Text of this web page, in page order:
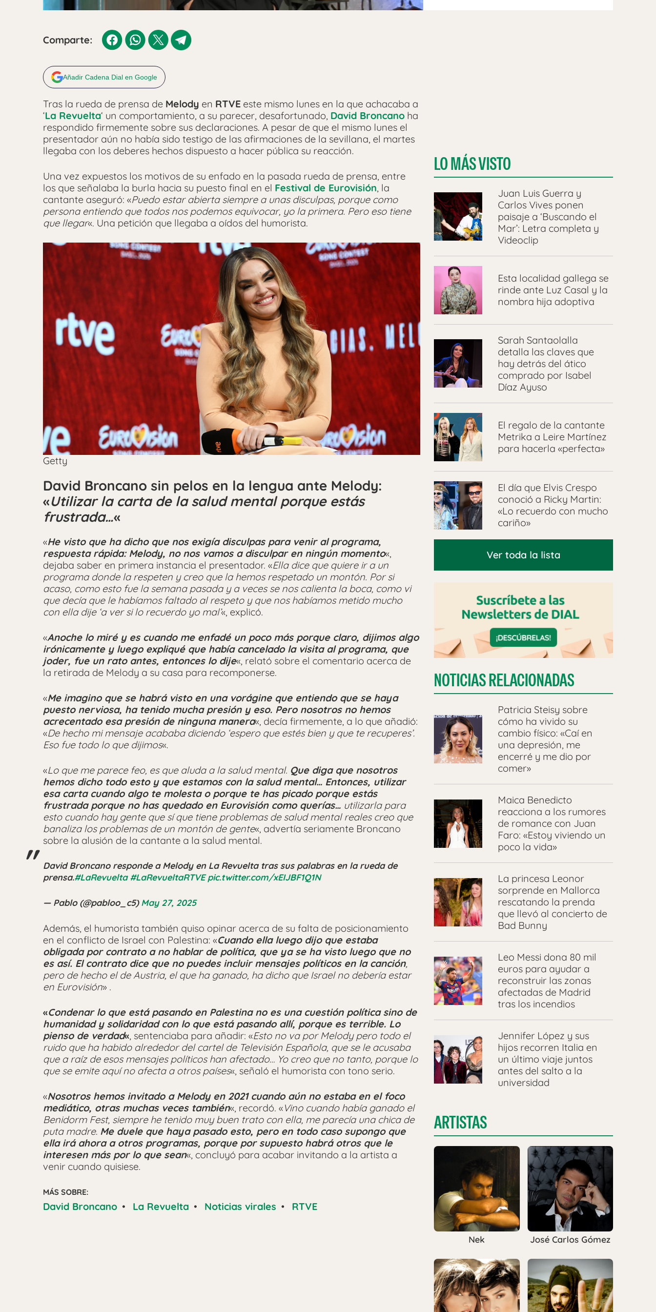
Comparte:
Añadir Cadena Dial en Google
Tras la rueda de prensa de Melody en RTVE este mismo lunes en la que achacaba a
‘La Revuelta‘ un comportamiento, a su parecer, desafortunado, David Broncano ha
respondido firmemente sobre sus declaraciones. A pesar de que el mismo lunes el
presentador aún no había sido testigo de las afirmaciones de la sevillana, el martes
llegaba con los deberes hechos dispuesto a hacer pública su reacción.
Una vez expuestos los motivos de su enfado en la pasada rueda de prensa, entre
los que señalaba la burla hacia su puesto final en el Festival de Eurovisión, la
cantante aseguró: «Puedo estar abierta siempre a unas disculpas, porque como
persona entiendo que todos nos podemos equivocar, yo la primera. Pero eso tiene
que llegar«. Una petición que llegaba a oídos del humorista.
Getty
David Broncano sin pelos en la lengua ante Melody:
«Utilizar la carta de la salud mental porque estás
frustrada…«
«He visto que ha dicho que nos exigía disculpas para venir al programa,
respuesta rápida: Melody, no nos vamos a disculpar en ningún momento«,
dejaba saber en primera instancia el presentador. «Ella dice que quiere ir a un
programa donde la respeten y creo que la hemos respetado un montón. Por si
acaso, como esto fue la semana pasada y a veces se nos calienta la boca, como vi
que decía que le habíamos faltado al respeto y que nos habíamos metido mucho
con ella dije ‘a ver si lo recuerdo yo mal’«, explicó.
«Anoche lo miré y es cuando me enfadé un poco más porque claro, dijimos algo
irónicamente y luego expliqué que había cancelado la visita al programa, que
joder, fue un rato antes, entonces lo dije«, relató sobre el comentario acerca de
la retirada de Melody a su casa para recomponerse.
«Meimagino que se habrá visto en una vorágine que entiendo que se haya
puesto nerviosa, ha tenido mucha presión y eso. Pero nosotros no hemos
acrecentado esa presión de ninguna manera«, decía firmemente, a lo que añadió:
«De hecho mi mensaje acababa diciendo ‘espero que estés bien y que te recuperes’.
Eso fue todo lo que dijimos«.
«Lo que me parece feo, es que aluda a la salud mental. Que diga que nosotros
hemos dicho todo esto y que estamos con la salud mental… Entonces, utilizar
esa carta cuando algo te molesta o porque te has picado porque estás
frustrada porque no has quedado en Eurovisión como querías… utilizarla para
esto cuando hay gente que sí que tiene problemas de salud mental reales creo que
banaliza los problemas de un montón de gente«, advertía seriamente Broncano
sobre la alusión de la cantante a la salud mental.
David Broncano responde a Melody en La Revuelta tras sus palabras en la rueda de
prensa.#LaRevuelta #LaRevueltaRTVE pic.twitter.com/xEIJBF1Q1N
— Pablo (@pabloo_c5)May 27, 2025
Además, el humorista también quiso opinar acerca de su falta de posicionamiento
en el conflicto de Israel con Palestina: «Cuando ella luego dijo que estaba
obligada por contrato a no hablar de política, que ya se ha visto luego que no
es así. El contrato dice que no puedes incluir mensajes políticos en la canción,
pero de hecho el de Austria, el que ha ganado, ha dicho que Israel no debería estar
en Eurovisión» .
«Condenar lo que está pasando en Palestina no es una cuestión política sino de
humanidad y solidaridad con lo que está pasando allí, porque es terrible. Lo
pienso de verdad«, sentenciaba para añadir: «Esto no va por Melody pero todo el
ruido que ha habido alrededor del cartel de Televisión Española, que se le acusaba
que a raíz de esos mensajes políticos han afectado… Yo creo que no tanto, porque lo
que se emite aquí no afecta a otros países«, señaló el humorista con tono serio.
«Nosotros hemos invitado a Melody en 2021 cuando aún no estaba en el foco
mediático, otras muchas veces también«, recordó. «Vino cuando había ganado el
Benidorm Fest, siempre he tenido muy buen trato con ella, me parecía una chica de
puta madre. Me duele que haya pasado esto, pero en todo caso supongo que
ella irá ahora a otros programas, porque por supuesto habrá otros que le
interesen más por lo que sean«, concluyó para acabar invitando a la artista a
venir cuando quisiese.
MÁS SOBRE:
David Broncano • La Revuelta • Noticias virales • RTVE
LO MÁS VISTO
Juan Luis Guerra y
Carlos Vives ponen
paisaje a ‘Buscando el
Mar’: Letra completa y
Videoclip
Esta localidad gallega se
rinde ante Luz Casal y la
nombra hija adoptiva
Sarah Santaolalla
detalla las claves que
hay detrás del ático
comprado por Isabel
Díaz Ayuso
El regalo de la cantante
Metrika a Leire Martínez
para hacerla «perfecta»
El día que Elvis Crespo
conoció a Ricky Martin:
«Lo recuerdo con mucho
cariño»
Ver toda la lista
NOTICIAS RELACIONADAS
Patricia Steisy sobre
cómo ha vivido su
cambio físico: «Caí en
una depresión, me
encerré y me dio por
comer»
Maica Benedicto
reacciona a los rumores
de romance con Juan
Faro: «Estoy viviendo un
poco la vida»
La princesa Leonor
sorprende en Mallorca
rescatando la prenda
que llevó al concierto de
Bad Bunny
Leo Messi dona 80 mil
euros para ayudar a
reconstruir las zonas
afectadas de Madrid
tras los incendios
Jennifer López y sus
hijos recorren Italia en
un último viaje juntos
antes del salto a la
universidad
ARTISTAS
Nek José Carlos Gómez